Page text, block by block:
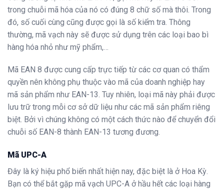
trong chuỗi mã hóa của nó có đúng 8 chữ số mà thôi. Trong
đó, số cuối cùng cũng được gọi là số kiểm tra. Thông
thường, mã vạch này sẽ được sử dụng trên các loại bao bì
hàng hóa nhỏ như mỹ phẩm,…
Mã EAN 8 được cung cấp trực tiếp từ các cơ quan có thẩm
quyền nên không phụ thuộc vào mã của doanh nghiệp hay
mã sản phẩm như EAN-13. Tuy nhiên, loại mã này phải được
lưu trữ trong mỗi cơ sở dữ liệu như các mã sản phẩm riêng
biệt. Bởi vì chúng không có một cách thức nào để chuyển đổi
chuỗi số EAN-8 thành EAN-13 tương đương.
Mã UPC-A
Đây là ký hiệu phổ biến nhất hiện nay, đặc biệt là ở Hoa Kỳ.
Bạn có thể bắt gặp mã vạch UPC-A ở hầu hết các loại hàng